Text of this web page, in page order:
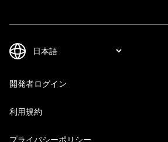
開発者ログイン
利用規約
プライバシーポリシー